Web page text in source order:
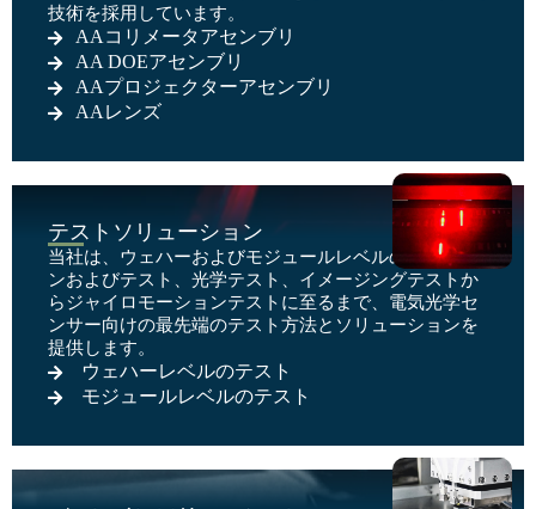
技術を採用しています。
AAコリメータアセンブリ
AA DOEアセンブリ
AAプロジェクターアセンブリ
AAレンズ
テストソリューション
当社は、ウェハーおよびモジュールレベルのバーンイ
ンおよびテスト、光学テスト、イメージングテストか
らジャイロモーションテストに至るまで、電気光学セ
ンサー向けの最先端のテスト方法とソリューションを
提供します。
ウェハーレベルのテスト
モジュールレベルのテスト